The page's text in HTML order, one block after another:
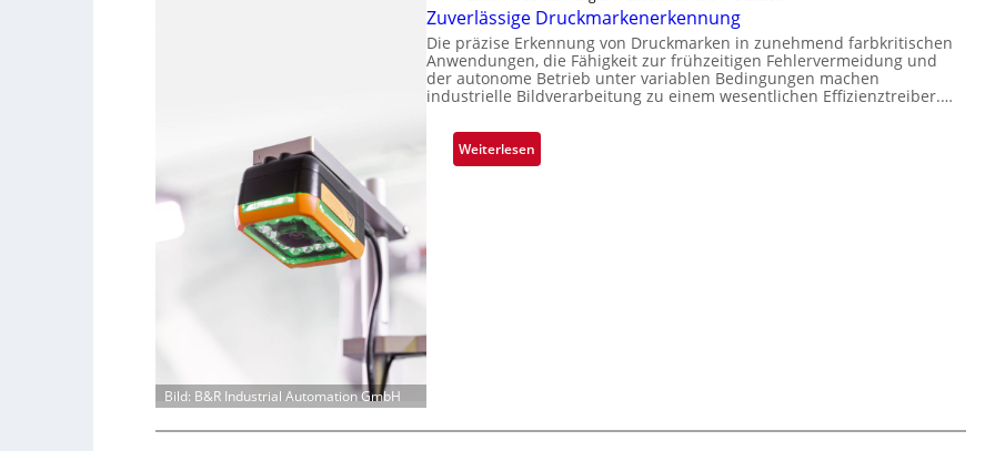
V
i
s
i
n
Ü
b
e
r
a
h
L
a
b
s
u
Bild: B&R Industrial Automation GmbH
Zuverlässige Druckmarkenerkennung
Die präzise Erkennung von Druckmarken in zunehmend farbkritischen
Anwendungen, die Fähigkeit zur frühzeitigen Fehlervermeidung und
der autonome Betrieb unter variablen Bedingungen machen
industrielle Bildverarbeitung zu einem wesentlichen Effizienztreiber.…
Weiterlesen:
Z
e